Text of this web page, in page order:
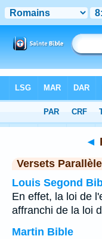
Chapitre 8 > Verset 2
◄
Versets
Louis Segond
En effet, la loi de
affranchi de la loi
Martin Bible